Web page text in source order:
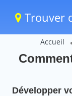
Trouver
Accueil
Développer